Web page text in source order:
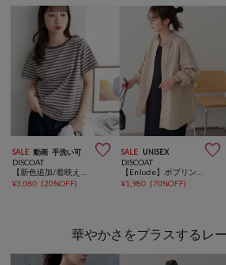
SALE 動画 手洗い可 
DISCOAT
¥3,080 (20%OFF)
SALE UNISEX 
DISCOAT
¥1,980 (70%OFF)
華やかさをプラスするレ